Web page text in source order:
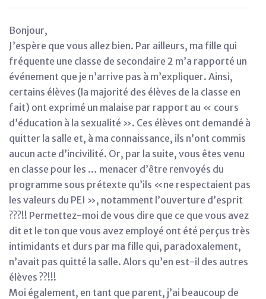
Bonjour,
J’espère que vous allez bien. Par ailleurs, ma fille qui
fréquente une classe de secondaire 2 m’a rapporté un
événement que je n’arrive pas à m’expliquer. Ainsi,
certains élèves (la majorité des élèves de la classe en
fait) ont exprimé un malaise par rapport au « cours
d’éducation à la sexualité ». Ces élèves ont demandé à
quitter la salle et, à ma connaissance, ils n’ont commis
aucun acte d’incivilité. Or, par la suite, vous êtes venu
en classe pour les … menacer d’être renvoyés du
programme sous prétexte qu’ils «ne respectaient pas
les valeurs du PEI », notamment l’ouverture d’esprit
???!! Permettez-moi de vous dire que ce que vous avez
dit et le ton que vous avez employé ont été perçus très
intimidants et durs par ma fille qui, paradoxalement,
n’avait pas quitté la salle. Alors qu’en est-il des autres
élèves ??!!!
Moi également, en tant que parent, j’ai beaucoup de